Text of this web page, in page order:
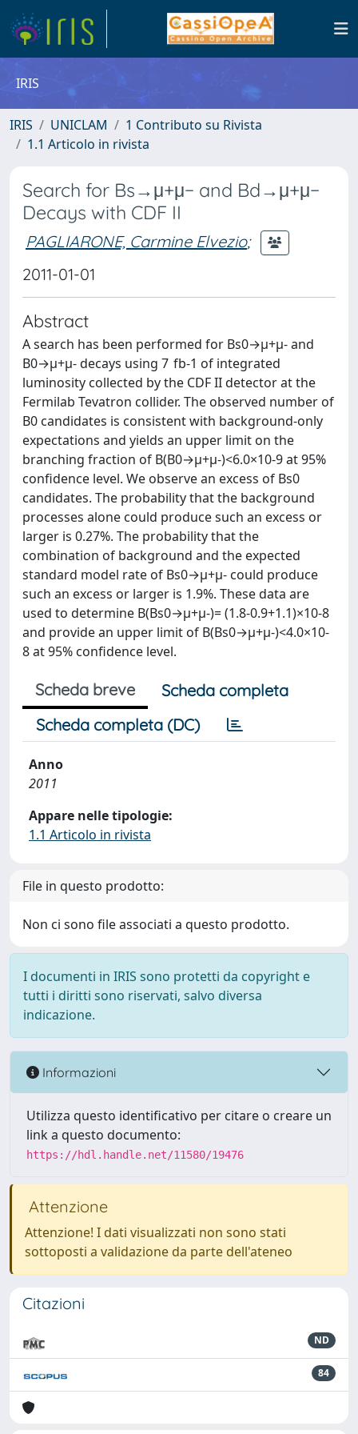
IRIS
IRIS UNICLAM
1 Contributo su Rivista
1.1 Articolo in rivista
Search for Bs→μ+μ− and Bd→μ+μ−
Decays with CDF II
PAGLIARONE, Carmine Elvezio;
2011-01-01
Abstract
A search has been performed for Bs0→μ+μ- and
B0→μ+μ- decays using 7 fb-1 of integrated
luminosity collected by the CDF II detector at the
Fermilab Tevatron collider. The observed number of
B0 candidates is consistent with background-only
expectations and yields an upper limit on the
branching fraction of B(B0→μ+μ-)<6.0×10-9 at 95%
confidence level. We observe an excess of Bs0
candidates. The probability that the background
processes alone could produce such an excess or
larger is 0.27%. The probability that the
combination of background and the expected
standard model rate of Bs0→μ+μ- could produce
such an excess or larger is 1.9%. These data are
used to determine B(Bs0→μ+μ-)= (1.8-0.9+1.1)×10-8
and provide an upper limit of B(Bs0→μ+μ-)<4.0×10-
8 at 95% confidence level.
Scheda breve
Scheda completa
Scheda completa (DC)
Anno
2011
Appare nelle tipologie:
1.1 Articolo in rivista
File in questo prodotto:
Non ci sono file associati a questo prodotto.
I documenti in IRIS sono protetti da copyright e
tutti i diritti sono riservati, salvo diversa
indicazione.
Informazioni
Utilizza questo identificativo per citare o creare un
link a questo documento:
https://hdl.handle.net/11580/19476
Attenzione
Attenzione! I dati visualizzati non sono stati
sottoposti a validazione da parte dell'ateneo
Citazioni
ND
84